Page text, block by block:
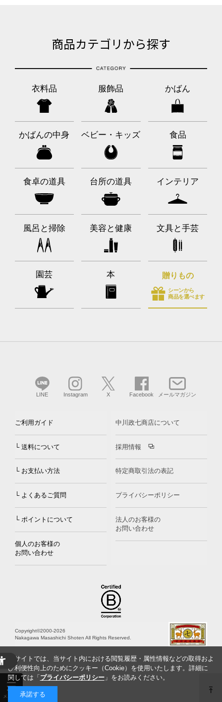
商品カテゴリから探す
衣料品 服飾品 かばん
かばんの中身 ベビー・キッズ 食品
食卓の道具 台所の道具 インテリア
風呂と掃除 美容と健康 文具と手芸
園芸 本 贈りもの
シーンから
商品を選べます
LINE Instagram X Facebook メールマガジン
ご利用ガイド
└ 送料について
└ お支払い方法
└ よくあるご質問
└ ポイントについて
個人のお客様の
お問い合わせ
中川政七商店について
採用情報
特定商取引法の表記
プライバシーポリシー
法人のお客様の
お問い合わせ
Copyright©2000-2026
Nakagawa Masashichi Shoten All Rights Reserved.
当サイトでは、当サイト内における閲覧履歴・属性情報などの取得およ
び利便性向上のためにクッキー（Cookie）を使用いたします。詳細に
関しては「 プライバシーポリシー」をお読みください。
承諾する